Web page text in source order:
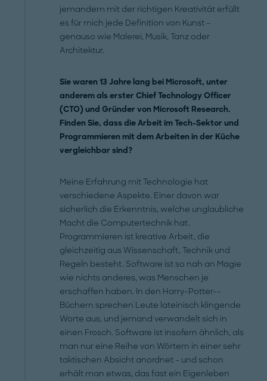
jemandem mit der richtigen Kreativität erfüllt
es für mich jede Definition von Kunst –
genauso wie Malerei, Musik, Tanz oder
Architektur.
Sie waren 13 Jahre lang bei Microsoft, unter
anderem als erster Chief Technology Officer
(CTO) und Gründer von Microsoft Research.
Finden Sie, dass die Arbeit im Tech-Sektor und
Programmieren mit dem Arbeiten in der Küche
vergleichbar sind?
Meine Erfahrung mit Technologie hat
verschiedene Aspekte. Einer davon war
sicherlich die Erkenntnis, welche unglaubliche
Macht die Computertechnik hat.
Programmieren ist kreative Arbeit, die
gleichzeitig aus Wissenschaft, Technik und
Regeln besteht. Software ist so nah an Magie
wie nichts anderes, was Menschen je
erschaffen haben. In den Harry-­Potter-­
Büchern sprechen Leute lateinisch klingende
Worte aus, und jemand verwandelt sich in
einen Frosch. Software ist insofern ähnlich, als
man nur eine Reihe von Wörtern in einer sehr
taktischen Absicht anordnet – und schon
erhält man etwas, das fast ein Eigenleben